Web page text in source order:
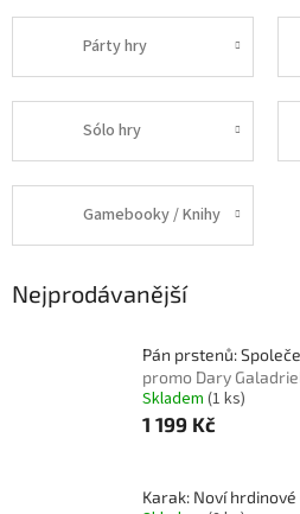
Párty hry
Sólo hry
Gamebooky / Knihy
Nejprodávanější
Pán prstenů:
promo Dary
Skladem (1 ks)
1 199 Kč
Karak: Noví hrdinové